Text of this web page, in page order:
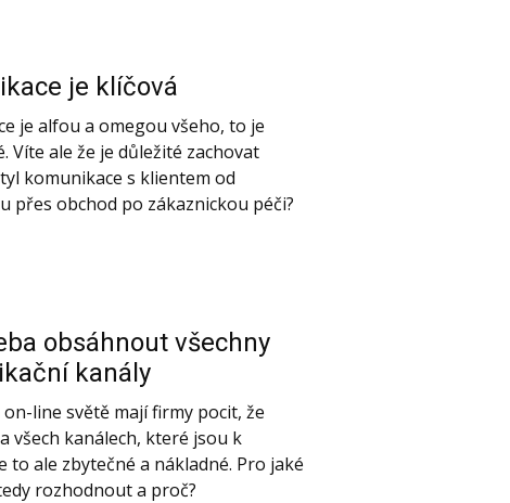
je klíčová
je alfou a omegou všeho, to je
Víte ale že je důležité zachovat
komunikace s klientem od
přes obchod po zákaznickou péči?
obsáhnout všechny
kanály
on-line světě mají firmy pocit, že
všech kanálech, které jsou k
to ale zbytečné a nákladné. Pro jaké
rozhodnout a proč?